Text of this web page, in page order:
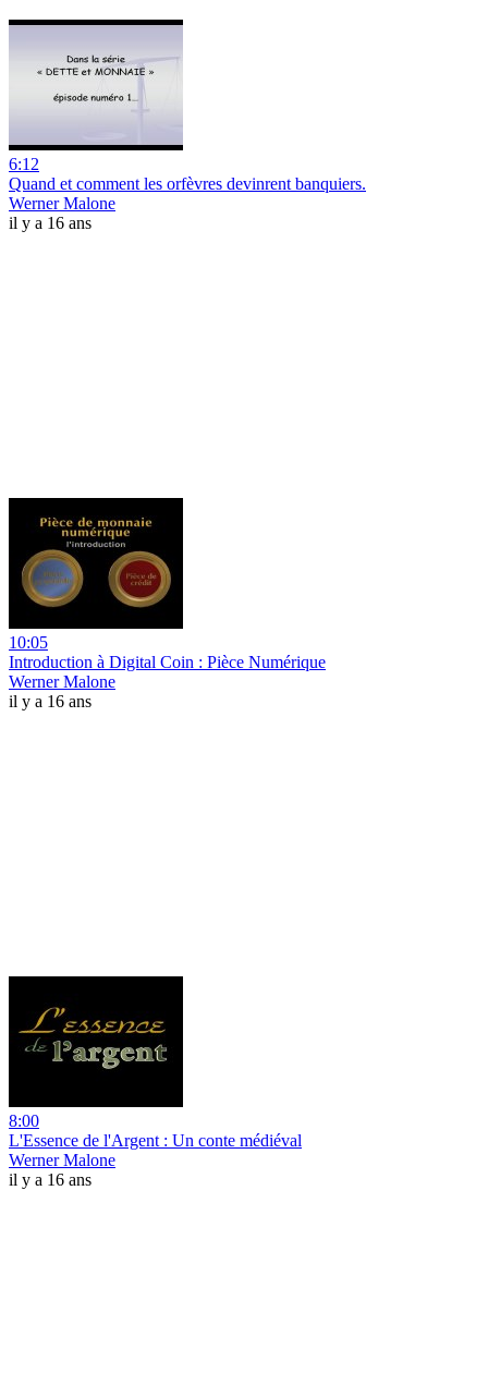
6:12
Quand et comment les orfèvres devinrent banquiers.
Werner Malone
il y a 16 ans
10:05
Introduction à Digital Coin : Pièce Numérique
Werner Malone
il y a 16 ans
8:00
L'Essence de l'Argent : Un conte médiéval
Werner Malone
il y a 16 ans